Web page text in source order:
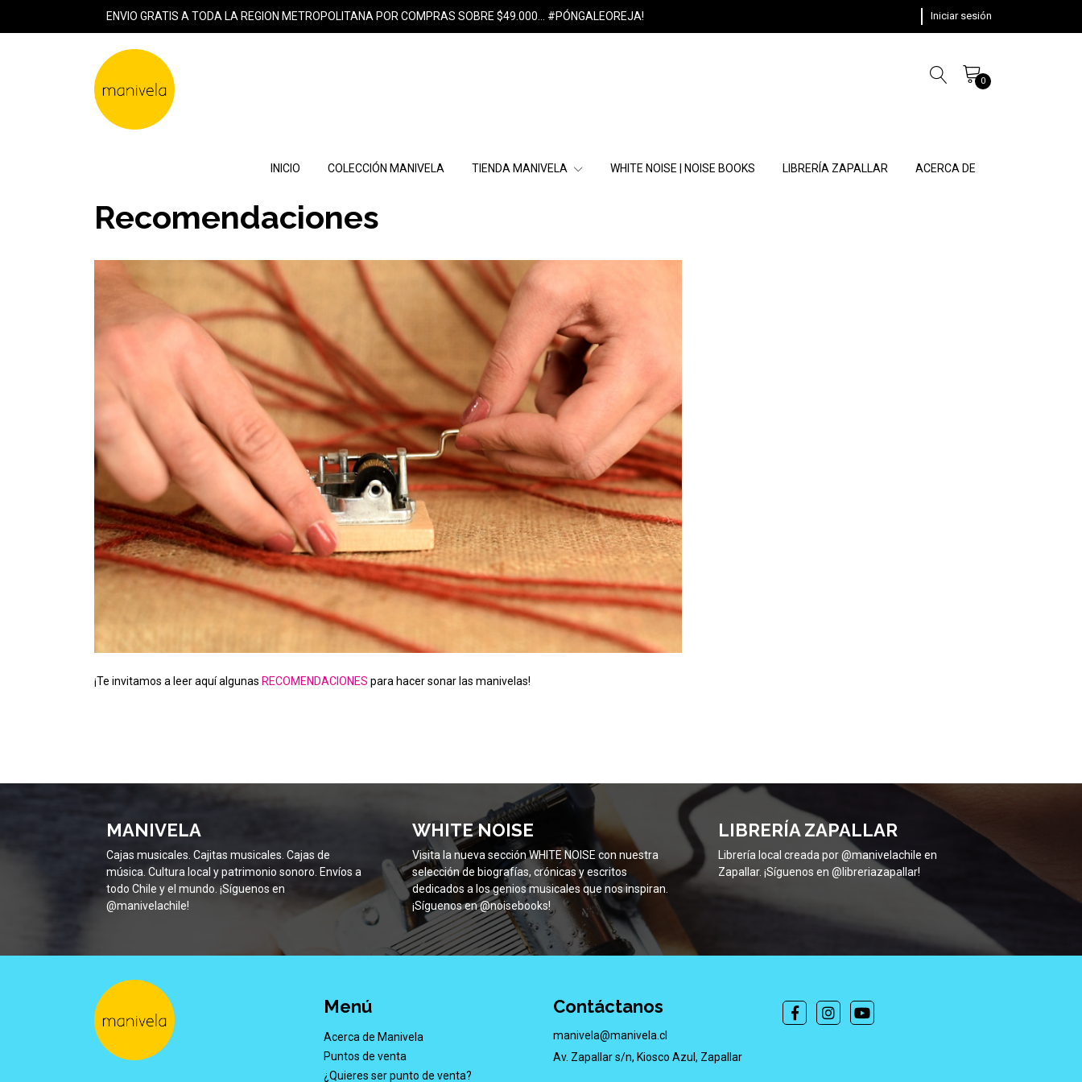
ENVIO GRATIS A TODA LA REGION METROPOLITANA POR COMPRAS SOBRE $49.000... #PÓNGALEOREJA! Iniciar sesión
0
INICIO COLECCIÓN MANIVELA TIENDA MANIVELA WHITE NOISE | NOISE BOOKS LIBRERÍA ZAPALLAR ACERCA DE
Recomendaciones
¡Te invitamos a leer aquí algunas RECOMENDACIONES para hacer sonar las manivelas!
MANIVELA
Cajas musicales. Cajitas musicales. Cajas de
música. Cultura local y patrimonio sonoro. Envíos a
todo Chile y el mundo. ¡Síguenos en
@manivelachile!
WHITE NOISE
Visita la nueva sección WHITE NOISE con nuestra
selección de biografías, crónicas y escritos
dedicados a los genios musicales que nos inspiran.
¡Síguenos en @noisebooks!
LIBRERÍA ZAPALLAR
Librería local creada por @manivelachile en
Zapallar. ¡Síguenos en @libreriazapallar!
Menú
Acerca de Manivela
Puntos de venta
¿Quieres ser punto de venta?
Contáctanos
manivela@manivela.cl
Av. Zapallar s/n, Kiosco Azul, Zapallar